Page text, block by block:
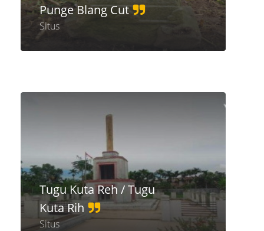
Punge Blang Cut
Situs
Tugu Kuta Reh / Tugu
Kuta Rih
Situs